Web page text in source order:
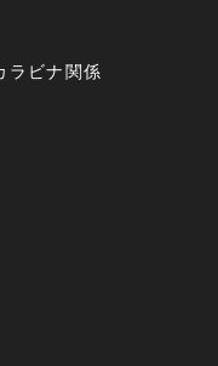
ラビナ関係